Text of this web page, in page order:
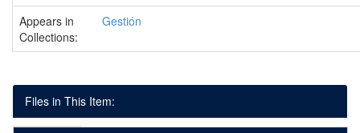
Appears in
Collections:
Gestión
Files in This Item: